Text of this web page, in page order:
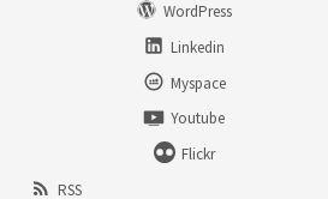
WordPress
Linkedin
Myspace
Youtube
Flickr
RSS